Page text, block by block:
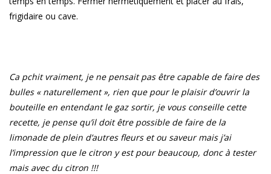
frigidaire ou cave.
Ca pchit vraiment, je ne pensait pas être capable de faire des
bulles « naturellement », rien que pour le plaisir d’ouvrir la
bouteille en entendant le gaz sortir, je vous conseille cette
recette, je pense qu’il doit être possible de faire de la
limonade de plein d’autres fleurs et ou saveur mais j’ai
l’impression que le citron y est pour beaucoup, donc à tester
mais avec du citron !!!